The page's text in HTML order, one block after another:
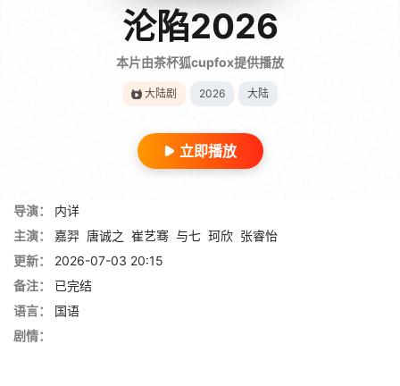
沦陷2026
本片由茶杯狐cupfox提供播放
大陆剧 2026 大陆
立即播放
导演：
内详
主演：
嘉羿 唐诚之 崔艺骞 与七 珂欣 张睿怡
更新：
2026-07-03 20:15
备注：
已完结
语言：
国语
剧情：